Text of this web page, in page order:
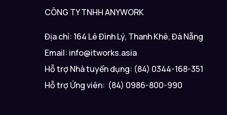
CÔNG TY TNHH ANYWORK
Địa chỉ: 164 Lê Đình Lý, Thanh Khê, Đà Nẵng
Email: info@itworks.asia
Hỗ trợ Nhà tuyển dụng: (84) 0344-168-351
Hỗ trợ Ứng viên: (84) 0986-800-990